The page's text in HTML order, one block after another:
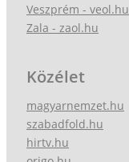
Veszprém - veol.hu
Zala - zaol.hu
Közélet
magyarnemzet.hu
szabadfold.hu
hirtv.hu